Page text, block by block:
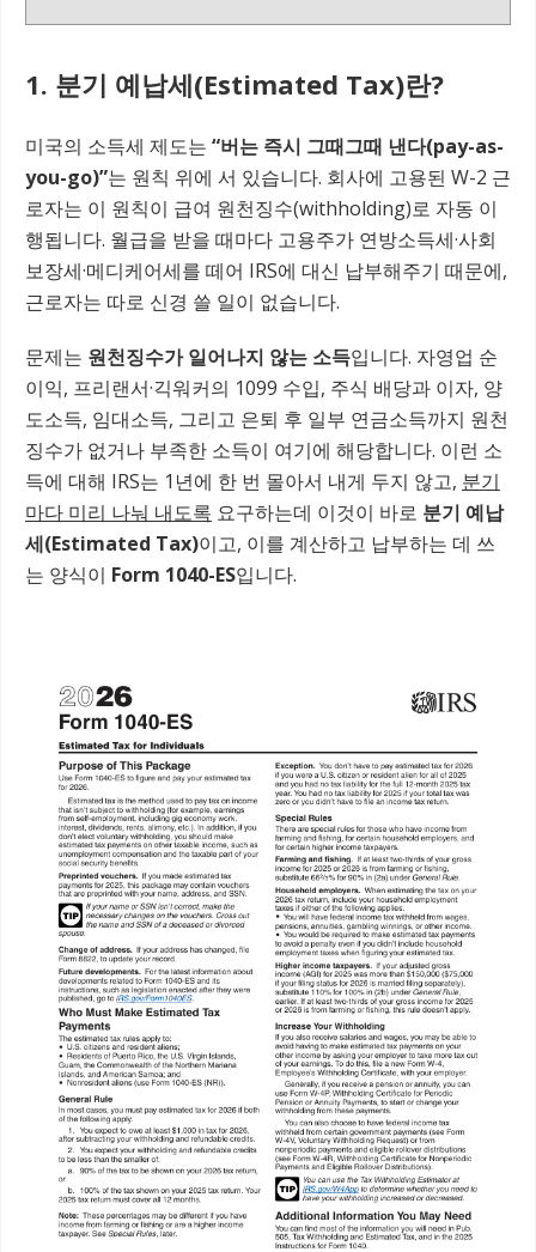
1. 분기 예납세(Estimated Tax)란?
미국의 소득세 제도는 “버는 즉시 그때그때 낸다(pay-as-
you-go)”는 원칙 위에 서 있습니다. 회사에 고용된 W-2 근
로자는 이 원칙이 급여 원천징수(withholding)로 자동 이
행됩니다. 월급을 받을 때마다 고용주가 연방소득세·사회
보장세·메디케어세를 떼어 IRS에 대신 납부해주기 때문에,
근로자는 따로 신경 쓸 일이 없습니다.
문제는 원천징수가 일어나지 않는 소득입니다. 자영업 순
이익, 프리랜서·긱워커의 1099 수입, 주식 배당과 이자, 양
도소득, 임대소득, 그리고 은퇴 후 일부 연금소득까지 원천
징수가 없거나 부족한 소득이 여기에 해당합니다. 이런 소
득에 대해 IRS는 1년에 한 번 몰아서 내게 두지 않고, 분기
마다 미리 나눠 내도록 요구하는데 이것이 바로 분기 예납
세(Estimated Tax)이고, 이를 계산하고 납부하는 데 쓰
는 양식이 Form 1040-ES입니다.